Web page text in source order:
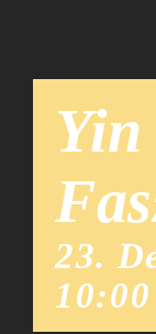
Yin
23.
10:00